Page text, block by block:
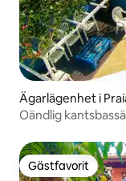
Ägarlägenhet i
Oändlig
Gästfavorit
Gästfavorit